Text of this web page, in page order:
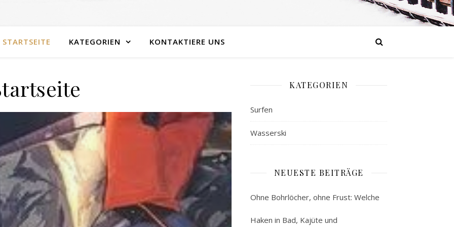
STARTSEITE KATEGORIEN KONTAKTIERE UNS
KATEGORIEN
Surfen
Wasserski
NEUESTE BEITRÄGE
Ohne Bohrlöcher, ohne Frust: Welche
Haken in Bad, Kajüte und